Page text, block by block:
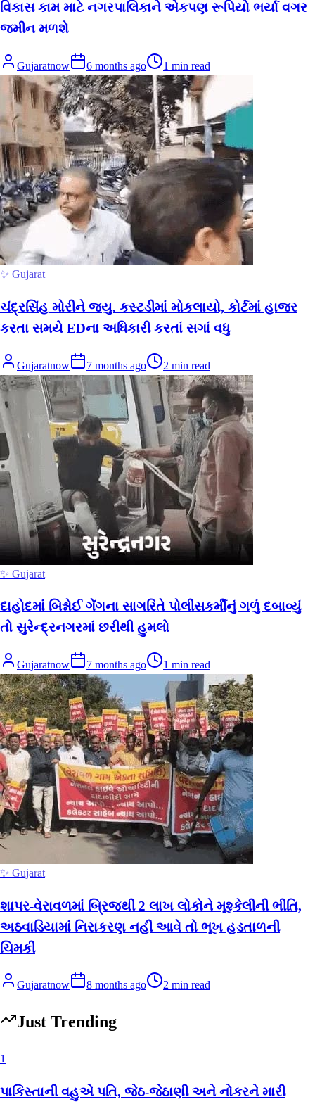
વિકાસ કામ માટે નગરપાલિકાને એકપણ રૂપિયો ભર્યા વગર
જમીન મળશે
Gujaratnow 6 months ago 1 min read
✨ Gujarat
ચંદ્રસિંહ મોરીને જ્યુ. કસ્ટડીમાં મોકલાયો, કોર્ટમાં હાજર
કરતા સમયે EDના અધિકારી કરતાં સગાં વધુ
Gujaratnow 7 months ago 2 min read
✨ Gujarat
દાહોદમાં બિશ્નોઈ ગેંગના સાગરિતે પોલીસકર્મીનું ગળું દબાવ્યું
તો સુરેન્દ્રનગરમાં છરીથી હુમલો
Gujaratnow 7 months ago 1 min read
✨ Gujarat
શાપર-વેરાવળમાં બ્રિજથી 2 લાખ લોકોને મૂશ્કેલીની ભીતિ,
અઠવાડિયામાં નિરાકરણ નહીં આવે તો ભૂખ હડતાળની
ચિમકી
Gujaratnow 8 months ago 2 min read
Just Trending
1
પાકિસ્તાની વહુએ પતિ, જેઠ-જેઠાણી અને નોકરને મારી